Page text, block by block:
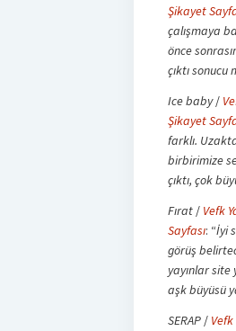
Şikayet
çalışmaya
önce
çıktı
Ice baby/
Şikayet
farklı.
birbirimize
çıktı, çok
Fırat/ Vefk
Sayfası: “İyi
görüş
yayınlar site
aşk büyüsü
SERAP/